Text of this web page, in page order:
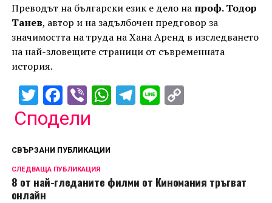
Преводът на български език е дело на проф. Тодор
Танев, автор и на задълбочен предговор за
значимостта на труда на Хана Аренд в изследването
на най-зловещите страници от съвременната
история.
Twitter
Facebook
ViberWhatsApp
Telegram
LineCopy
Сподели
СВЪРЗАНИ ПУБЛИКАЦИИ
СЛЕДВАЩА ПУБЛИКАЦИЯ
8 от най-гледаните филми от Киномания тръгват
онлайн